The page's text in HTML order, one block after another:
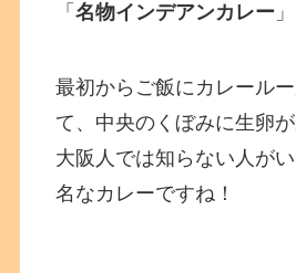
「名物インデアンカレー
最初からご飯にカレール
て、中央のくぼみに生卵が
大阪人では知らない人が
名なカレーですね！